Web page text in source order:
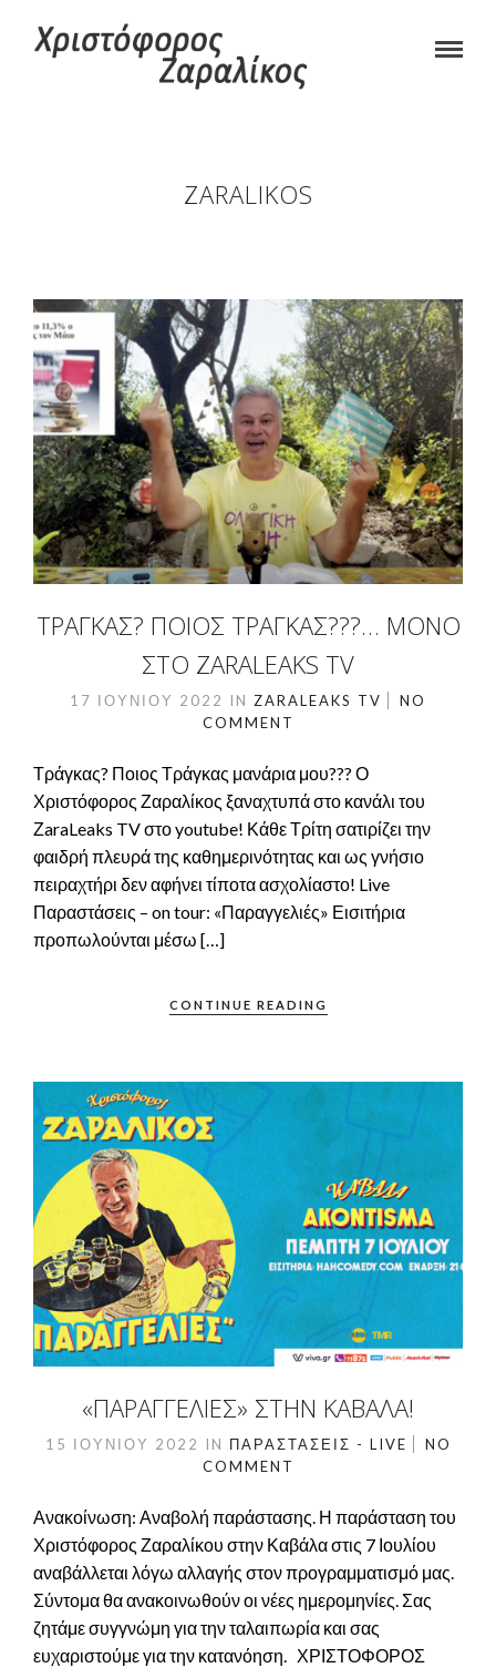
ZARALIKOS
ΤΡΆΓΚΑΣ? ΠΟΙΟΣ ΤΡΆΓΚΑΣ???… ΜΌΝΟ
ΣΤΟ ZARALEAKS TV
17 ΙΟΥΝΊΟΥ 2022 IN ZARALEAKS TV
NO
COMMENT
Τράγκας? Ποιος Τράγκας μανάρια μου??? Ο
Χριστόφορος Ζαραλίκος ξαναχτυπά στο κανάλι του
ΖaraLeaks TV στο youtube! Κάθε Τρίτη σατιρίζει την
φαιδρή πλευρά της καθημερινότητας και ως γνήσιο
πειραχτήρι δεν αφήνει τίποτα ασχολίαστο! Live
Παραστάσεις – on tour: «Παραγγελιές» Εισιτήρια
προπωλούνται μέσω […]
CONTINUE READING
«ΠΑΡΑΓΓΕΛΙΈΣ» ΣΤΗΝ ΚΑΒΆΛΑ!
15 ΙΟΥΝΊΟΥ 2022 IN ΠΑΡΑΣΤΆΣΕΙΣ - LIVE
NO
COMMENT
Ανακοίνωση: Αναβολή παράστασης. Η παράσταση του
Χριστόφορος Ζαραλίκου στην Καβάλα στις 7 Ιουλίου
αναβάλλεται λόγω αλλαγής στον προγραμματισμό μας.
Σύντομα θα ανακοινωθούν οι νέες ημερομηνίες. Σας
ζητάμε συγγνώμη για την ταλαιπωρία και σας
ευχαριστούμε για την κατανόηση. ΧΡΙΣΤΟΦΟΡΟΣ